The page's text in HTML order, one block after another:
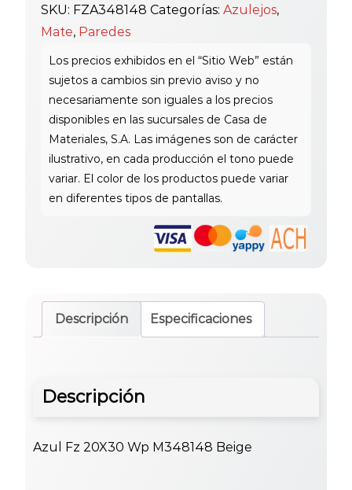
Wp
M348148
Beige
cantidad
SKU: FZA348148 Categorías: Azulejos,
Mate, Paredes
Descripción Especificaciones
Descripción
Azul Fz 20X30 Wp M348148 Beige